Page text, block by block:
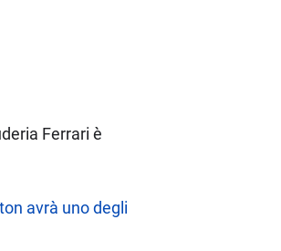
Ferrari è
avrà uno degli